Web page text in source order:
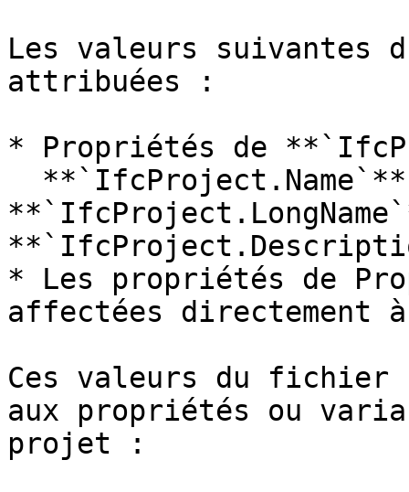
Les valeurs suivantes
attribuées :
* Propriétés de
* Les propriétés de
affectées directement
Ces valeurs du fichier
aux propriétés ou
projet :